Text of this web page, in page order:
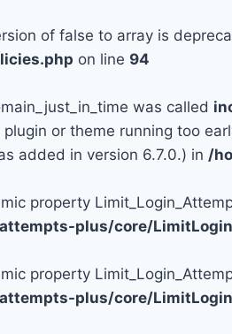
of false to array is
on line 94
was called
or theme running too
added in version 6.7.0.) in /
property
plus/core/
property
plus/core/